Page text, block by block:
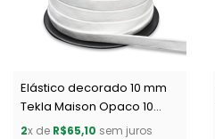
Elástico decorado 10 mm
Tekla Maison Opaco 10
natural c/ 50 m
2x de R$65,10 sem juros